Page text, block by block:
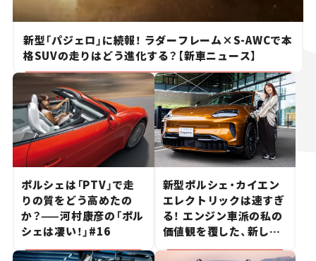
新型「パジェロ」に続報！ ラダーフレーム×S-AWCで本
格SUVの走りはどう進化する？【新車ニュース】
ポルシェは「PTV」で走
りの質をどう高めたの
か？——河村康彦の「ポル
シェは凄い！」#16
新型ポルシェ・カイエン
エレクトリックは速すぎ
る！ エンジン車派の私の
価値観を覆した、新しい
ポルシェの走り。